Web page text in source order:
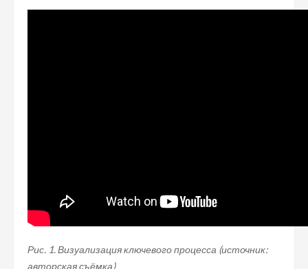
Рис. 1. Визуализация ключевого процесса (источник:
авторская съёмка)